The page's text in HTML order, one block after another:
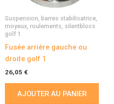
Suspension, barres stabilisatrice,
moyeux, roulements, silentblocs
golf 1
Fusée arrière gauche ou
droite golf 1
26,05 €
AJOUTER AU PANIER